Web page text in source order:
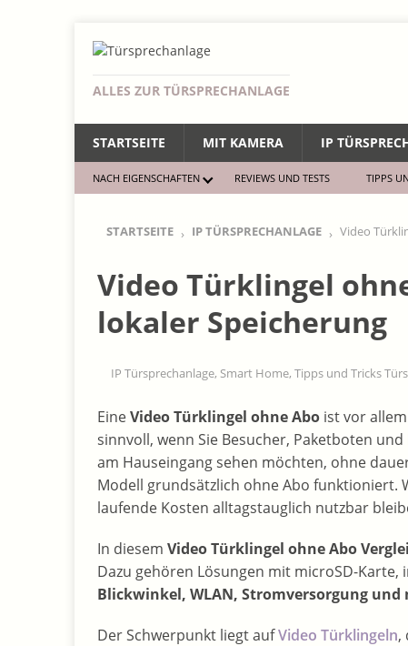
ALLES ZUR TÜRSPRECHANLAGE
STARTSEITE MIT KAMERA IP
NACH EIGENSCHAFTEN REVIEWS UND TESTS TIPPS
STARTSEITE IP TÜRSPRECHANLAGE Video
Video Türklingel
lokaler Speicherung
IP Türsprechanlage, Smart Home, Tipps und Tricks
EineVideo Türklingel ohne Abo ist vor
sinnvoll, wenn Sie Besucher, Paketboten und
am Hauseingang sehen möchten, ohne
Modell grundsätzlich ohne Abo funktioniert.
laufende Kosten alltagstauglich nutzbar
In diesem Video Türklingel ohne Abo
Dazu gehören Lösungen mit microSD-
Blickwinkel, WLAN, Stromversorgung
Der Schwerpunkt liegt aufVideo Türklingeln,